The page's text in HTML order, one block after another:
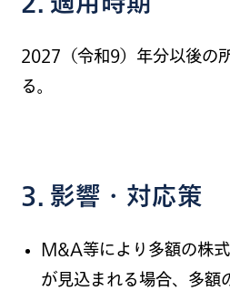
2027（令和9）年分以後の
る。
3. 影響・対応策
M&A等により多額の株
が見込まれる場合、多額